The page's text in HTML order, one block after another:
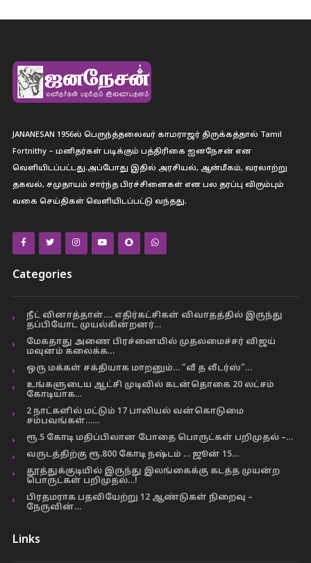
JANANESAN 1956ல் பெருந்த்தலைவர் காமராஜர் திருக்கத்தால் Tamil
Fortnithy – மனிதர்கள் படிக்கும் பத்திரிகை ஐனநேசன் என
வெளியிடப்பட்டது.அப்போது இதில் அரசியல், ஆன்மீகம், வரலாற்று
தகவல், சமுதாயம் சார்ந்த பிரச்சினைகள் என பல தரப்பு விரும்பும்
வகை செய்திகள் வெளியிடப்பட்டு வந்தது.
Categories
நீட் வினாத்தாள்…. எதிர்கட்சிகள் விவாதத்தில் இருந்து
தப்பியோட முயல்கின்றனர்…
மேகதாது அணை பிரச்னையில் முதலமைச்சர் விஜய்
மவுனம் கலைக்க…
ஒரு மக்கள் சக்தியாக மாறனும்… “வீ த லீடர்ஸ்”…
உங்களுடைய ஆட்சி முடிவில் கடன்தொகை 20 லட்சம்
கோடியாக…
2 நாட்களில் மட்டும் 17 பாலியல் வன்கொடுமை
சம்பவங்கள்……
ரூ.5 கோடி மதிப்பிலான போதை பொருட்கள் பறிமுதல் –…
வருடத்திற்கு ரூ.800 கோடி நஷ்டம் … ஜூன் 15…
தூத்துக்குடியில் இருந்து இலங்கைக்கு கடத்த முயன்ற
பொருட்கள் பறிமுதல்…!
பிரதமராக பதவியேற்று 12 ஆண்டுகள் நிறைவு –
நேருவின்…
Links